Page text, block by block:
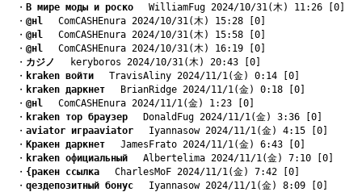
・ B мире моды и роско WilliamFug 2024/10/31(木) 11:26 [0]
・ @нl ComCASHEnura 2024/10/31(木) 15:28 [0]
・ @нl ComCASHEnura 2024/10/31(木) 15:58 [0]
・ @нl ComCASHEnura 2024/10/31(木) 16:19 [0]
・ カジノ
keryboros 2024/10/31(木) 20:43 [0]
・ kraken войти TravisAliny 2024/11/1(金) 0:14 [0]
・ kraken даркнет BrianRidge 2024/11/1(金) 0:18 [0]
・ @нl ComCASHEnura 2024/11/1(金) 1:23 [0]
・ kraken тор браузер DonaldFug 2024/11/1(金) 3:36 [0]
・ aviator играaviator Iyannasow 2024/11/1(金) 4:15 [0]
・ Kракен даркнет JamesFrato 2024/11/1(金) 6:43 [0]
・ kraken официальный Albertelima 2024/11/1(金) 7:10 [0]
・ {ракен ссылка CharlesMoF 2024/11/1(金) 7:42 [0]
・ qездепозитный бонус Iyannasow 2024/11/1(金) 8:09 [0]